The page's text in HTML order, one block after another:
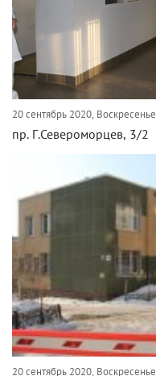
20 сентябрь 2020, Воскресенье
пр. Г.Североморцев, 3/2
20 сентябрь 2020, Воскресенье